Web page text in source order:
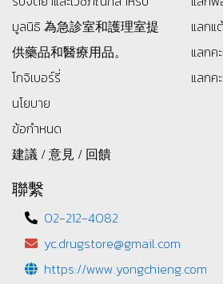
มูลนิธิ 為急診室和護理室提
供藥品和醫療用品。
โกจิเบอร์รี่
นโยบาย
ข้อกำหนด
建議 / 意見 / 回饋
แลกแ
แลกค
แลกค
聯繫
02-212-4082
yc.drugstore@gmail.com
https://www.yongchieng.com